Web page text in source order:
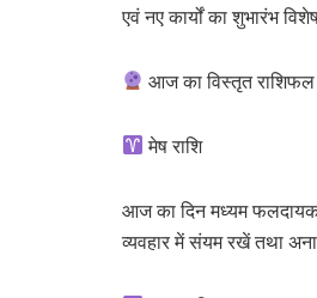
एवं नए कार्यों का शुभारंभ
आज का विस्तृत राशिफल
मेष राशि
आज का दिन मध्यम फलदायक
व्यवहार में संयम रखें तथा